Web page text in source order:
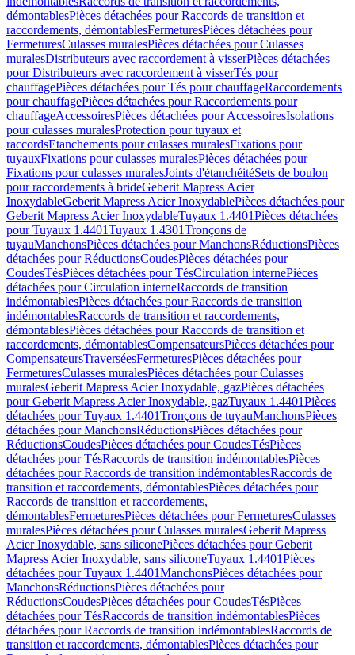
démontablesPièces détachées pour Raccords de transition et
raccordements, démontablesFermeturesPièces détachées pour
FermeturesCulasses muralesPièces détachées pour Culasses
muralesDistributeurs avec raccordement à visserPièces détachées
pour Distributeurs avec raccordement à visserTés pour
chauffagePièces détachées pour Tés pour chauffageRaccordements
pour chauffagePièces détachées pour Raccordements pour
chauffageAccessoiresPièces détachées pour AccessoiresIsolations
pour culasses muralesProtection pour tuyaux et
raccordsEtanchements pour culasses muralesFixations pour
tuyauxFixations pour culasses muralesPièces détachées pour
Fixations pour culasses muralesJoints d'étanchéitéSets de boulon
pour raccordements à brideGeberit Mapress Acier
InoxydableGeberit Mapress Acier InoxydablePièces détachées pour
Geberit Mapress Acier InoxydableTuyaux 1.4401Pièces détachées
pour Tuyaux 1.4401Tuyaux 1.4301Tronçons de
tuyauManchonsPièces détachées pour ManchonsRéductionsPièces
détachées pour RéductionsCoudesPièces détachées pour
CoudesTésPièces détachées pour TésCirculation internePièces
détachées pour Circulation interneRaccords de transition
indémontablesPièces détachées pour Raccords de transition
indémontablesRaccords de transition et raccordements,
démontablesPièces détachées pour Raccords de transition et
raccordements, démontablesCompensateursPièces détachées pour
CompensateursTraverséesFermeturesPièces détachées pour
FermeturesCulasses muralesPièces détachées pour Culasses
muralesGeberit Mapress Acier Inoxydable, gazPièces détachées
pour Geberit Mapress Acier Inoxydable, gazTuyaux 1.4401Pièces
détachées pour Tuyaux 1.4401Tronçons de tuyauManchonsPièces
détachées pour ManchonsRéductionsPièces détachées pour
RéductionsCoudesPièces détachées pour CoudesTésPièces
détachées pour TésRaccords de transition indémontablesPièces
détachées pour Raccords de transition indémontablesRaccords de
transition et raccordements, démontablesPièces détachées pour
Raccords de transition et raccordements,
démontablesFermeturesPièces détachées pour FermeturesCulasses
muralesPièces détachées pour Culasses muralesGeberit Mapress
Acier Inoxydable, sans siliconePièces détachées pour Geberit
Mapress Acier Inoxydable, sans siliconeTuyaux 1.4401Pièces
détachées pour Tuyaux 1.4401ManchonsPièces détachées pour
ManchonsRéductionsPièces détachées pour
RéductionsCoudesPièces détachées pour CoudesTésPièces
détachées pour TésRaccords de transition indémontablesPièces
détachées pour Raccords de transition indémontablesRaccords de
transition et raccordements, démontablesPièces détachées pour